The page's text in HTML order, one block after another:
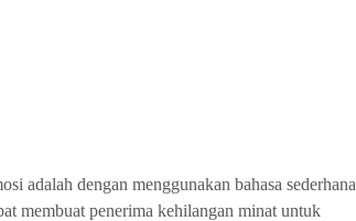
adalah dengan menggunakan bahasa sederhana
membuat penerima kehilangan minat untuk